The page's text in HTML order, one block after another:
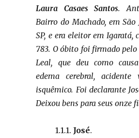
Laura Casaes Santos.
Bairro do Machado, em São
SP, e era eleitor em Igaratá,
783. O óbito foi firmado pelo
Leal, que deu como
edema cerebral, acidente
isquêmico. Foi declarante
Deixou bens para seus onze
1.1.1. José.